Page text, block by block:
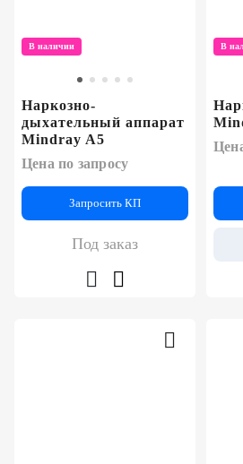
В наличии
Наркозно-
дыхательный аппарат
Mindray A5
Цена по запросу
Запросить КП
Под заказ
В